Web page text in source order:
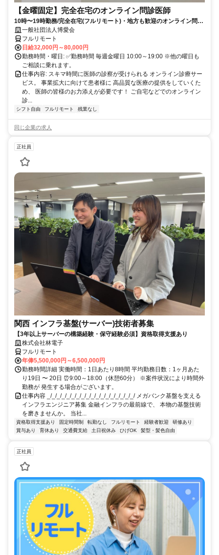
【金曜固定】完全在宅のオンライン問診医師
10時〜19時勤務/完全在宅(フルリモート)・地方も歓迎のオンライン問診
業務一般社団法人博愛会
フルリモート
日給32,000円～80,000円
勤務時間・曜日: ✅勤務時間 毎週金曜日 10:00～19:00 ※他の曜日も
ご相談に乗れます。
仕事内容: スキマ時間に医師の診察が受けられる オンライン診療サー
ビス。 事業拡大に向けて患者様に 高品質な医療の提供をしていくた
め、 医師の皆様のお力添えが必要です！ ご自宅などでのオンライン
診...
シフト自由 フルリモート 残業なし
同じ企業の求人
正社員
関西 インフラ基盤(サーバー)技術者募集
【3年以上サーバーの構築経験・保守経験必須】資格取得支援あり
株式会社林電子
フルリモート
年俸5,500,000円～6,500,000円
勤務時間詳細 実働時間：1日あたり8時間 平均勤務日数：1ヶ月あた
り19日 〜 20日 ⏰9:00～18:00（休憩60分） ※案件状況により時間外
勤務が 発生する場合がございます。
仕事内容 _/_/_/_/_/_/_/_/_/_/_/_/_/_/_/_/_/_/ メガバンク基盤を支える
インフラエンジニア募集 金融インフラの最前線で、 本物の基盤技術
を磨きませんか。 当社...
資格取得支援あり 固定時間制 転勤なし フルリモート 経験者歓迎
研修あり
賞与あり
育休あり 交通費支給 土日祝休み ひげOK 髪型・髪色自由
正社員